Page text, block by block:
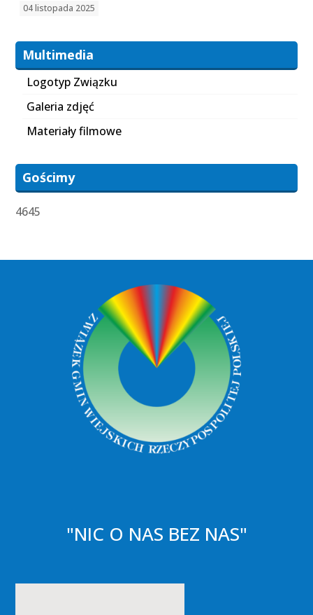
04 listopada 2025
Multimedia
Logotyp Związku
Galeria zdjęć
Materiały filmowe
Gościmy
4645
"NIC O NAS BEZ NAS"